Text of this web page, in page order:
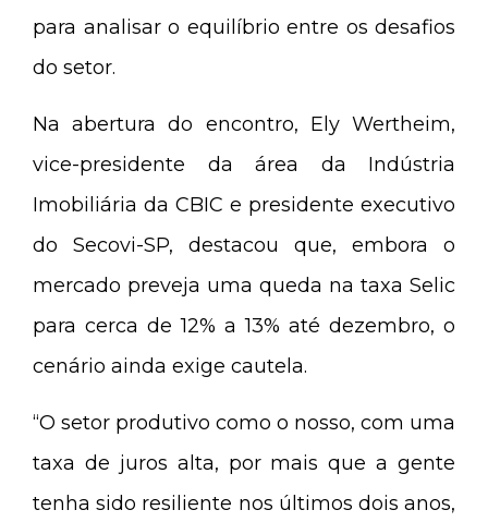
para analisar o equilíbrio entre os desafios
do setor.
Na abertura do encontro, Ely Wertheim,
vice-presidente da área da Indústria
Imobiliária da CBIC e presidente executivo
do Secovi-SP, destacou que, embora o
mercado preveja uma queda na taxa Selic
para cerca de 12% a 13% até dezembro, o
cenário ainda exige cautela.
“O setor produtivo como o nosso, com uma
taxa de juros alta, por mais que a gente
tenha sido resiliente nos últimos dois anos,